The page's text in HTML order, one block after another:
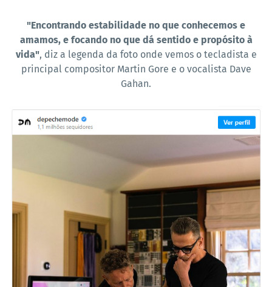
"Encontrando estabilidade no que conhecemos e
amamos, e focando no que dá sentido e propósito à
vida", diz a legenda da foto onde vemos o tecladista e
principal compositor Martin Gore e o vocalista Dave
Gahan.